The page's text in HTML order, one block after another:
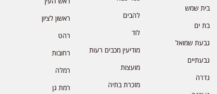
בית שמש
בת ים
גבעת שמואל
גבעתיים
גדרה
להבים
לוד
מודיעין מכבים רעות
מועצות
מזכרת בתיה
ראשון לציון
רהט
רחובות
רמלה
רמת גן